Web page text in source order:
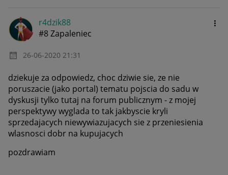
r4dzik88
#8 Zapaleniec
‎26-06-2020 21:31
dziekuje za odpowiedz, choc dziwie sie, ze nie
poruszacie (jako portal) tematu pojscia do sadu w
dyskusji tylko tutaj na forum publicznym - z mojej
perspektywy wyglada to tak jakbyscie kryli
sprzedajacych niewywiazujacych sie z przeniesienia
wlasnosci dobr na kupujacych
pozdrawiam